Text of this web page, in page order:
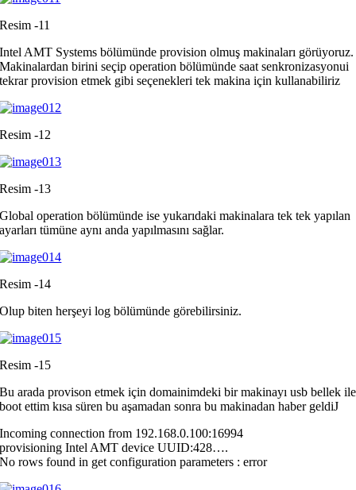
Resim -11
Intel AMT Systems bölümünde provision olmuş makinaları görüyoruz.
Makinalardan birini seçip operation bölümünde saat senkronizasyonui
tekrar provision etmek gibi seçenekleri tek makina için kullanabiliriz
Resim -12
Resim -13
Global operation bölümünde ise yukarıdaki makinalara tek tek yapılan
ayarları tümüne aynı anda yapılmasını sağlar.
Resim -14
Olup biten herşeyi log bölümünde görebilirsiniz.
Resim -15
Bu arada provison etmek için domainimdeki bir makinayı usb bellek ile
boot ettim kısa süren bu aşamadan sonra bu makinadan haber geldiJ
Incoming connection from 192.168.0.100:16994
provisioning Intel AMT device UUID:428….
No rows found in get configuration parameters : error